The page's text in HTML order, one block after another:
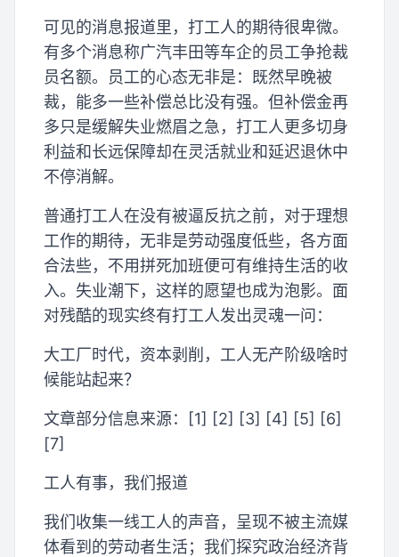
可见的消息报道里，打工人的期待很卑微。
有多个消息称广汽丰田等车企的员工争抢裁
员名额。员工的心态无非是：既然早晚被
裁，能多一些补偿总比没有强。但补偿金再
多只是缓解失业燃眉之急，打工人更多切身
利益和长远保障却在灵活就业和延迟退休中
不停消解。
普通打工人在没有被逼反抗之前，对于理想
工作的期待，无非是劳动强度低些，各方面
合法些，不用拼死加班便可有维持生活的收
入。失业潮下，这样的愿望也成为泡影。面
对残酷的现实终有打工人发出灵魂一问：
大工厂时代，资本剥削，工人无产阶级啥时
候能站起来？
文章部分信息来源：[1] [2] [3] [4] [5] [6]
[7]
工人有事，我们报道
我们收集一线工人的声音，呈现不被主流媒
体看到的劳动者生活；我们探究政治经济背